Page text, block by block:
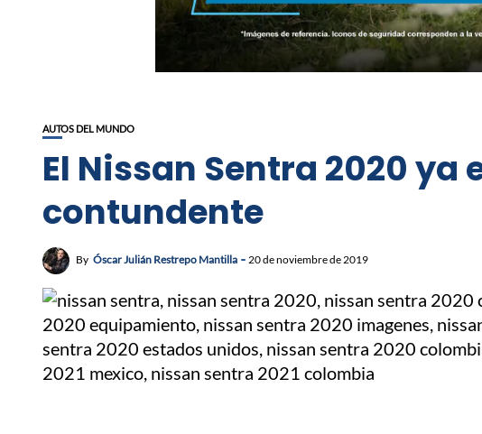
AUTOS DEL MUNDO
El Nissan Sentra 2020
contundente
By Óscar Julián Restrepo Mantilla 20 de noviembre de 2019